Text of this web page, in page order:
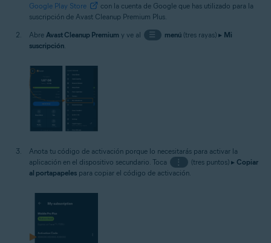
Google Play Store
con la cuenta de Google que has utilizado para la
suscripción de Avast Cleanup Premium Plus.
Abre Avast Cleanup Premium y ve al ☰ menú(tres rayas) ▸ Mi
suscripción.
Anota tu código de activación porque lo necesitarás para activar la
aplicación en el dispositivo secundario. Toca
⋮ (tres puntos) ▸ Copiar
al portapapeles para copiar el código de activación.